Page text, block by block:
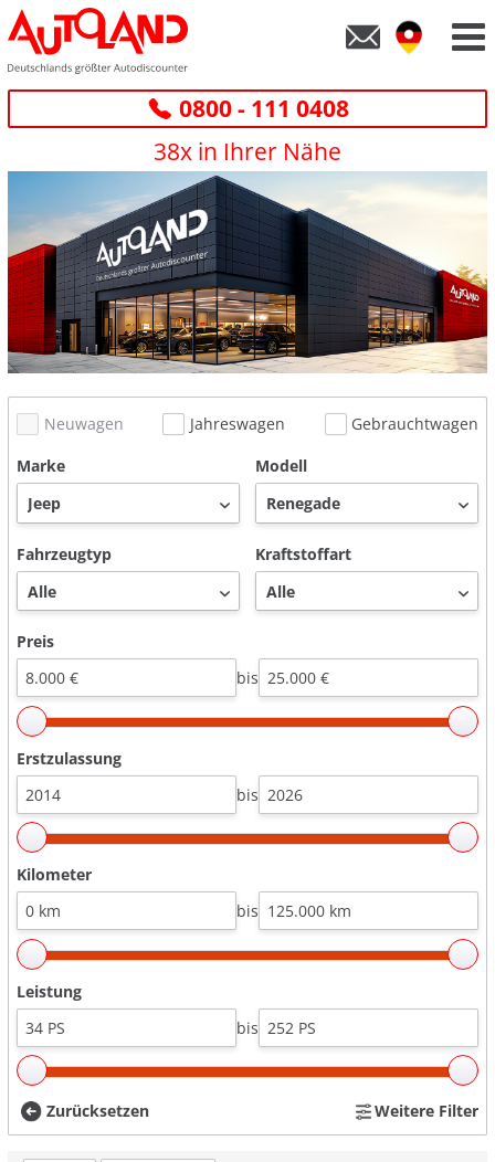
0800 - 111 0408
38x in Ihrer Nähe
Neuwagen Jahreswagen
Gebrauchtwagen
Marke
Modell
Fahrzeugtyp Kraftstoffart
Preis
bis
Erstzulassung
bis
Kilometer
bis
Leistung
bis
Zurücksetzen Weitere Filter